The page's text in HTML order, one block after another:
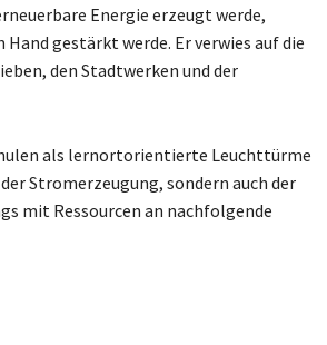
Energie erzeugt werde,
gestärkt werde. Er verwies auf die
den Stadtwerken und der
als lernortorientierte Leuchttürme
Stromerzeugung, sondern auch der
mit Ressourcen an nachfolgende